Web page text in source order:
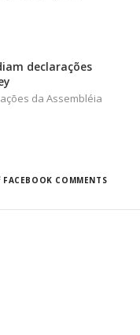
declarações
da Assembléia
FACEBOOK COMMENTS